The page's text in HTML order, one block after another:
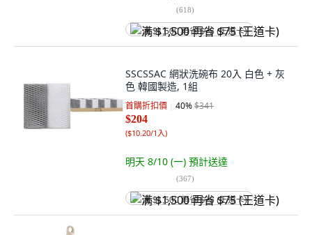
(618)
满 $1,500 再省 $75 (王道卡)
SSCSSAC 網狀洗碗布 20入 白色 + 灰
色 韓國製造, 1組
首購折扣價 40%$341
$204
($10.20/1入)
明天 8/10 (一) 預計送達
(367)
满 $1,500 再省 $75 (王道卡)